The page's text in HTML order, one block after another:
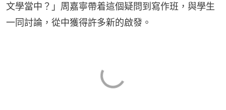
文學當中？」周嘉寧帶着這個疑問到寫作班，與學生
一同討論，從中獲得許多新的啟發。